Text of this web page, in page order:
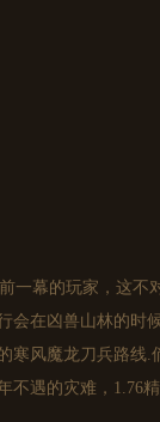
幕的玩家，这不
会在凶兽山林的时
风魔龙刀兵路线.
不遇的灾难，1.76